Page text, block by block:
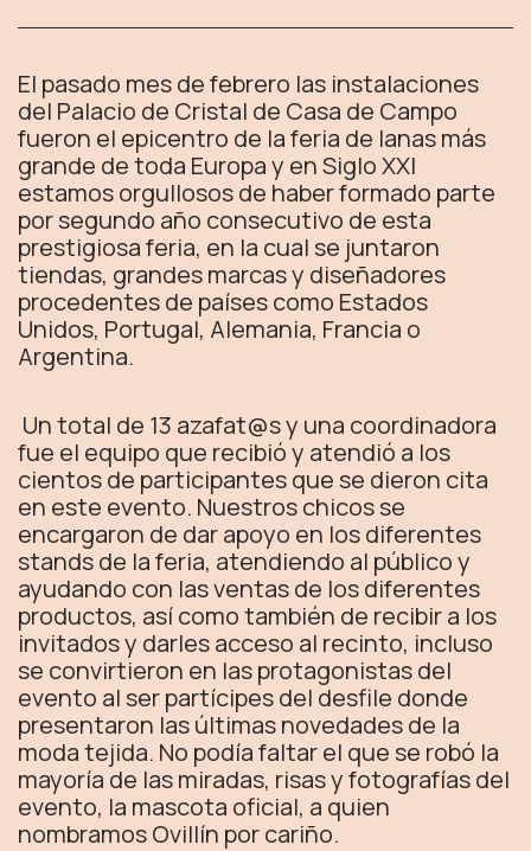
El pasado mes de febrero las instalaciones
del Palacio de Cristal de Casa de Campo
fueron el epicentro de la feria de lanas más
grande de toda Europa y en Siglo XXI
estamos orgullosos de haber formado parte
por segundo año consecutivo de esta
prestigiosa feria, en la cual se juntaron
tiendas, grandes marcas y diseñadores
procedentes de países como Estados
Unidos, Portugal, Alemania, Francia o
Argentina.
Un total de 13 azafat@s y una coordinadora
fue el equipo que recibió y atendió a los
cientos de participantes que se dieron cita
en este evento. Nuestros chicos se
encargaron de dar apoyo en los diferentes
stands de la feria, atendiendo al público y
ayudando con las ventas de los diferentes
productos, así como también de recibir a los
invitados y darles acceso al recinto, incluso
se convirtieron en las protagonistas del
evento al ser partícipes del desfile donde
presentaron las últimas novedades de la
moda tejida. No podía faltar el que se robó la
mayoría de las miradas, risas y fotografías del
evento, la mascota oficial, a quien
nombramos Ovillín por cariño.